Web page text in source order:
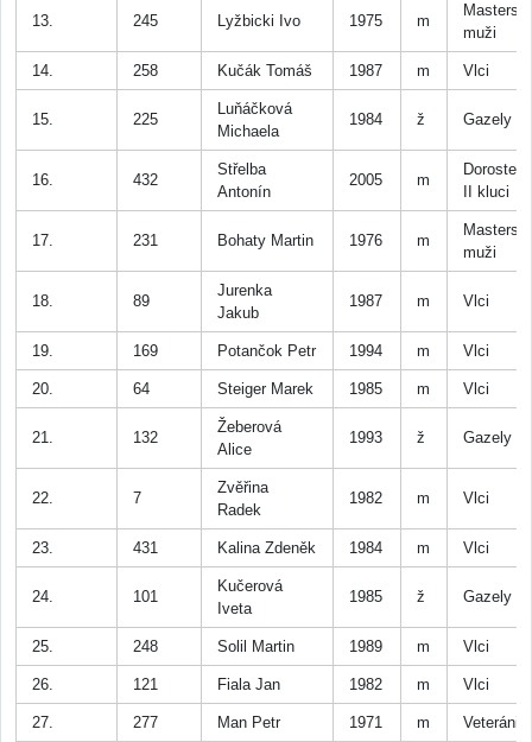
13. 245 Lyžbicki Ivo 1975 m
Masters
muži
14. 258 Kučák Tomáš 1987 m Vlci
15. 225
Luňáčková
Michaela
1984 ž Gazely
16. 432
Střelba
Antonín
2005 m
II kluci
17. 231 Bohaty Martin 1976 m
Masters
muži
18. 89
Jurenka
Jakub
1987 m Vlci
19. 169 Potančok Petr 1994 m Vlci
20. 64 Steiger Marek 1985 m Vlci
21. 132
Žeberová
Alice
1993 ž Gazely
22. 7
Zvěřina
Radek
1982 m Vlci
23. 431 Kalina Zdeněk 1984 m Vlci
24. 101
Kučerová
Iveta
1985 ž Gazely
25. 248 Solil Martin 1989 m Vlci
26. 121 Fiala Jan 1982 m Vlci
27. 277 Man Petr 1971 m Veteráni